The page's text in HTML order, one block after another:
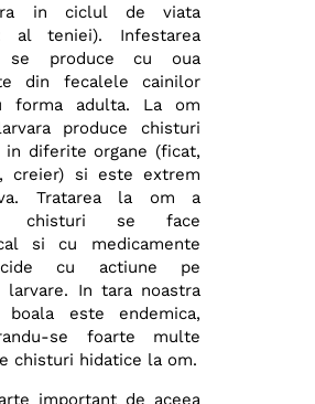
in ciclul de viata
al teniei). Infestarea
se produce cu oua
din fecalele cainilor
forma adulta. La om
produce chisturi
in diferite organe (ficat,
creier) si este extrem
Tratarea la om a
chisturi se face
si cu medicamente
cu actiune pe
larvare. In tara noastra
boala este endemica,
se foarte multe
chisturi hidatice la om.
important de aceea